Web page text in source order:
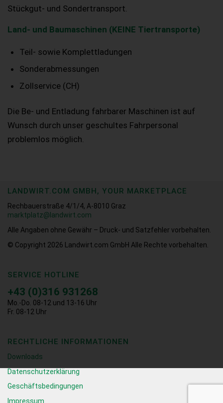
Stückgut- und Sondertransport.
Land- und Baumaschinen (KEINE Tiertransporte)
Teil- sowie Komplettladungen
Sonderabmessungen
Zollservice (CH)
Die Be- und Entladung fahrbarer Maschinen ist auf
Wunsch durch unser geschultes Fahrpersonal
problemlos möglich.
LANDWIRT.COM GMBH, YOUR MARKETPLACE
Rechbauerstraße 4/1/4, A-8010 Graz
marktplatz@landwirt.com
Alle Angaben ohne Gewähr – Druck- und Satzfehler vorbehalten.
© Copyright 2026
Landwirt.com GmbH Alle Rechte vorbehalten.
SERVICE HOTLINE
+43 (0)316 931268
Mo.-Do. 08-12 und 13-16 Uhr
Fr. 08-12 Uhr
RECHTLICHE INFORMATIONEN
Downloads
Datenschutzerklärung
Geschäftsbedingungen
Impressum